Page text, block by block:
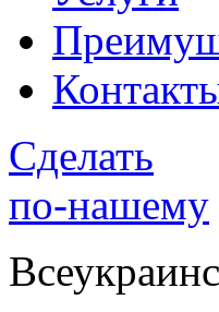
Сделать
по-нашему